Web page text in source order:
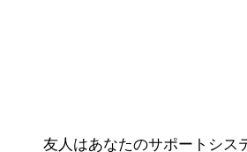
友人はあなたのサポートシス